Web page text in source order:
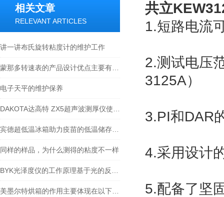
相关文章
RELEVANT ARTICLES
讲一讲布氏旋转粘度计的维护工作
电子天平的维护保养
同样的样品，为什么测得的粘度不一样
共立
1.短路电流
2.测试电压
3125A）
3.PI和DAR
4.采用设计
5.配备了坚